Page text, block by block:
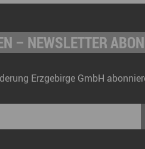
– NEWSLETTER
Erzgebirge GmbH